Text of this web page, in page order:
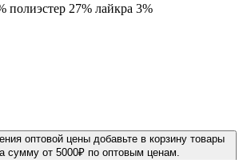
полиэстер 27% лайкра 3%